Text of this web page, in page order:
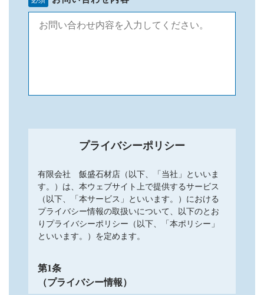
プライバシーポリシー
有限会社 飯盛石材店（以下、「当社」といいま
す。）は、本ウェブサイト上で提供するサービス
（以下、「本サービス」といいます。）における
プライバシー情報の取扱いについて、以下のとお
りプライバシーポリシー（以下、「本ポリシー」
といいます。）を定めます。
第1条
（プライバシー情報）